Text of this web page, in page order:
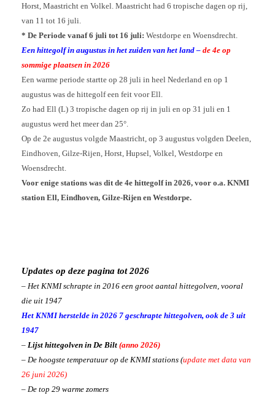
Horst, Maastricht en Volkel. Maastricht had 6 tropische dagen op rij,
van 11 tot 16 juli.
* De Periode vanaf 6 juli tot 16 juli: Westdorpe en Woensdrecht.
Een hittegolf in augustus in het zuiden van het land – de 4e op
sommige plaatsen in 2026
Een warme periode startte op 28 juli in heel Nederland en op 1
augustus was de hittegolf een feit voor Ell.
Zo had Ell (L) 3 tropische dagen op rij in juli en op 31 juli en 1
augustus werd het meer dan 25°.
Op de 2e augustus volgde Maastricht, op 3 augustus volgden Deelen,
Eindhoven, Gilze-Rijen, Horst, Hupsel, Volkel, Westdorpe en
Woensdrecht.
Voor enige stations was dit de 4e hittegolf in 2026, voor o.a. KNMI
station Ell, Eindhoven, Gilze-Rijen en Westdorpe.
Updates op deze pagina tot 2026
– Het KNMI schrapte in 2016 een groot aantal hittegolven, vooral
die uit 1947
Het KNMI herstelde in 2026 7 geschrapte hittegolven, ook de 3 uit
1947
– Lijst hittegolven in De Bilt (anno 2026)
– De hoogste temperatuur op de KNMI stations (update met data van
26 juni 2026)
– De top 29 warme zomers